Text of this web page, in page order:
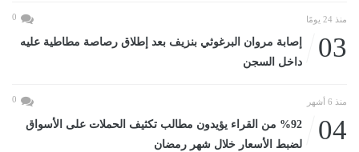
منذ 24 يومًا 0
03
إصابة مروان البرغوثي بنزيف بعد إطلاق رصاصة مطاطية عليه
داخل السجن
منذ 6 أشهر 0
04
%92 من القراء يؤيدون مطالب تكثيف الحملات على الأسواق
لضبط الأسعار خلال شهر رمضان